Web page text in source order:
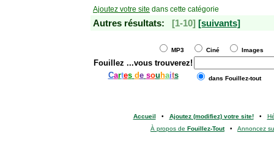
Ajoutez votre site dans cette catégorie
Autres résultats: [1-10] [suivants]
MP3 Ciné Images
Fouillez ...vous trouverez!
Cartes de sou haits dans Fouillez-tout
Accueil • Ajoutez (modifiez) votre site!•
À propos de Fouillez-Tout• Annoncez